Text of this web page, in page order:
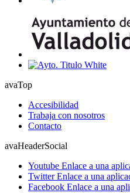
avaTop
Accesibilidad
Trabaja con nosotros
Contacto
avaHeaderSocial
Youtube Enlace a una
TwitterEnlace a una
Facebook Enlace a una